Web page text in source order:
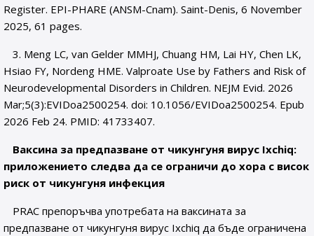
Register. EPI-PHARE (ANSM-Cnam). Saint-Denis, 6 November
2025, 61 pages.
3. Meng LC, van Gelder MMHJ, Chuang HM, Lai HY, Chen LK,
Hsiao FY, Nordeng HME. Valproate Use by Fathers and Risk of
Neurodevelopmental Disorders in Children. NEJM Evid. 2026
Mar;5(3):EVIDoa2500254. doi: 10.1056/EVIDoa2500254. Epub
2026 Feb 24. PMID: 41733407.
Ваксина за предпазване от чикунгуня вирус Ixchiq:
приложението следва да се ограничи до хора с висок
риск от чикунгуня инфекция
PRAC препоръчва употребата на ваксината за
предпазване от чикунгуня вирус Ixchiq да бъде ограничена